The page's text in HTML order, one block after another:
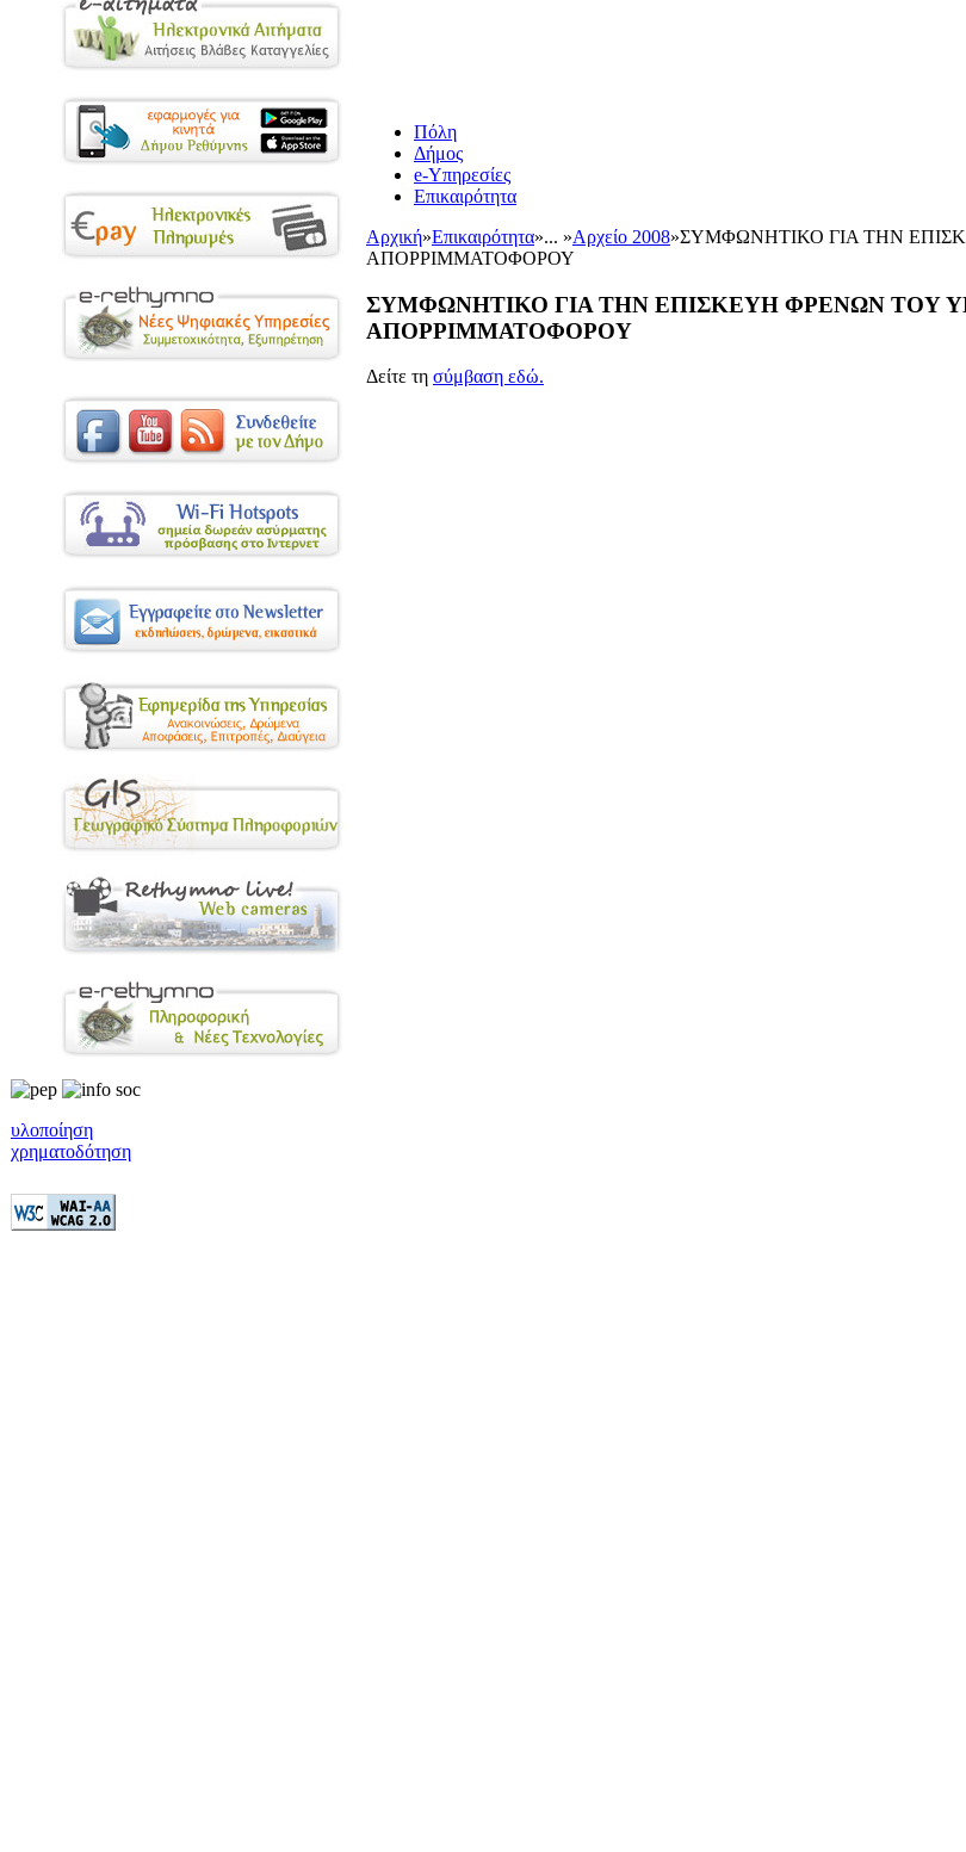
υλοποίηση
χρηματοδότηση
Πόλη
Δήμος
e-Υπηρεσίες
Επικαιρότητα
Αρχική»Επικαιρότητα»... »Αρχείο 2008»ΣΥΜΦΩΝΗΤΙΚΟ ΓΙΑ ΤΗΝ
ΑΠΟΡΡΙΜΜΑΤΟΦΟΡΟΥ
ΣΥΜΦΩΝΗΤΙΚΟ ΓΙΑ ΤΗΝ ΕΠΙΣΚΕΥΗ ΦΡΕΝΩΝ ΤΟΥ
ΑΠΟΡΡΙΜΜΑΤΟΦΟΡΟΥ
Δείτε τη σύμβαση εδώ.